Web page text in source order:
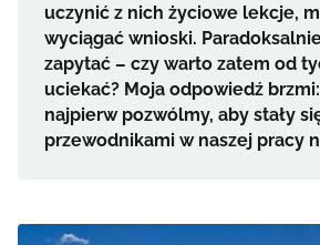
uczynić z nich życiowe lekcje,
wyciągać wnioski.
zapytać – czy warto zatem od
uciekać? Moja odpowiedź
najpierw pozwólmy, aby stały
przewodnikami w naszej pracy